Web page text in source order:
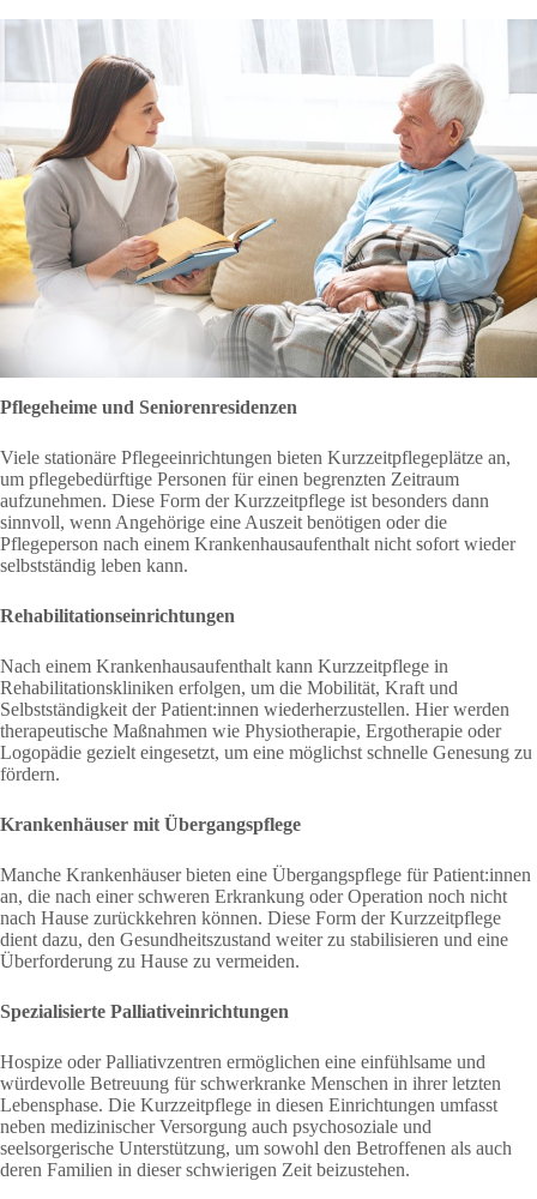
Pflegeheime und Seniorenresidenzen
Viele stationäre Pflegeeinrichtungen bieten Kurzzeitpflegeplätze an,
um pflegebedürftige Personen für einen begrenzten Zeitraum
aufzunehmen. Diese Form der Kurzzeitpflege ist besonders dann
sinnvoll, wenn Angehörige eine Auszeit benötigen oder die
Pflegeperson nach einem Krankenhausaufenthalt nicht sofort wieder
selbstständig leben kann.
Rehabilitationseinrichtungen
Nach einem Krankenhausaufenthalt kann Kurzzeitpflege in
Rehabilitationskliniken erfolgen, um die Mobilität, Kraft und
Selbstständigkeit der Patient:innen wiederherzustellen. Hier werden
therapeutische Maßnahmen wie Physiotherapie, Ergotherapie oder
Logopädie gezielt eingesetzt, um eine möglichst schnelle Genesung zu
fördern.
Krankenhäuser mit Übergangspflege
Manche Krankenhäuser bieten eine Übergangspflege für Patient:innen
an, die nach einer schweren Erkrankung oder Operation noch nicht
nach Hause zurückkehren können. Diese Form der Kurzzeitpflege
dient dazu, den Gesundheitszustand weiter zu stabilisieren und eine
Überforderung zu Hause zu vermeiden.
Spezialisierte Palliativeinrichtungen
Hospize oder Palliativzentren ermöglichen eine einfühlsame und
würdevolle Betreuung für schwerkranke Menschen in ihrer letzten
Lebensphase. Die Kurzzeitpflege in diesen Einrichtungen umfasst
neben medizinischer Versorgung auch psychosoziale und
seelsorgerische Unterstützung, um sowohl den Betroffenen als auch
deren Familien in dieser schwierigen Zeit beizustehen.